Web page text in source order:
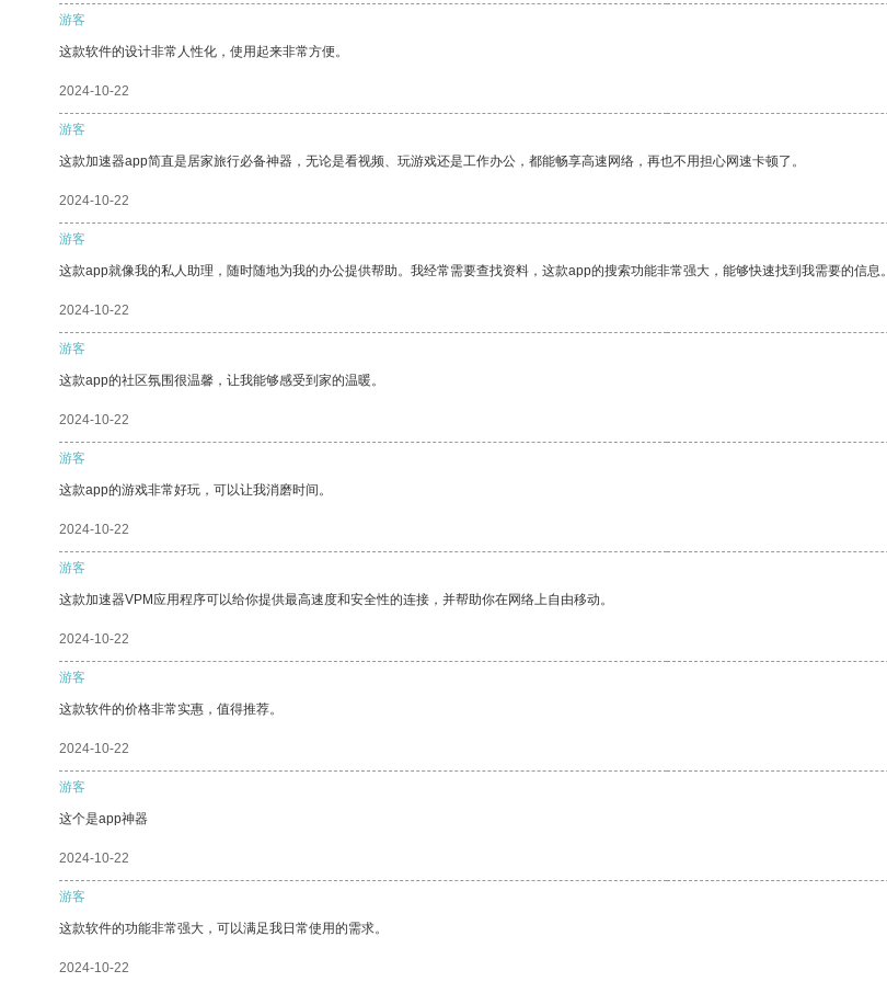
游客
这款软件的设计非常人性化，使用起来非常方便。
2024-10-22
游客
这款加速器app简直是居家旅行必备神器，无论是看视频、玩游戏还是工作办公，都能畅享高速网络，再也不用担心网速卡顿了。
2024-10-22
游客
这款app就像我的私人助理，随时随地为我的办公提供帮助。我经常需要查找资料，这款app的搜索功能非常强大，能够快速找到我需要的信息。
2024-10-22
游客
这款app的社区氛围很温馨，让我能够感受到家的温暖。
2024-10-22
游客
这款app的游戏非常好玩，可以让我消磨时间。
2024-10-22
游客
这款加速器VPM应用程序可以给你提供最高速度和安全性的连接，并帮助你在网络上自由移动。
2024-10-22
游客
这款软件的价格非常实惠，值得推荐。
2024-10-22
游客
这个是app神器
2024-10-22
游客
这款软件的功能非常强大，可以满足我日常使用的需求。
2024-10-22